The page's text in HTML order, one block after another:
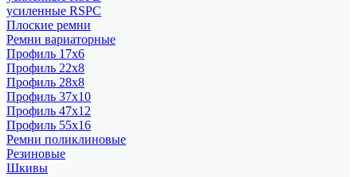
усиленные RSPC
Плоские ремни
Ремни вариаторные
Профиль 17x6
Профиль 22x8
Профиль 28x8
Профиль 37x10
Профиль 47x12
Профиль 55x16
Ремни поликлиновые
Резиновые
Шкивы